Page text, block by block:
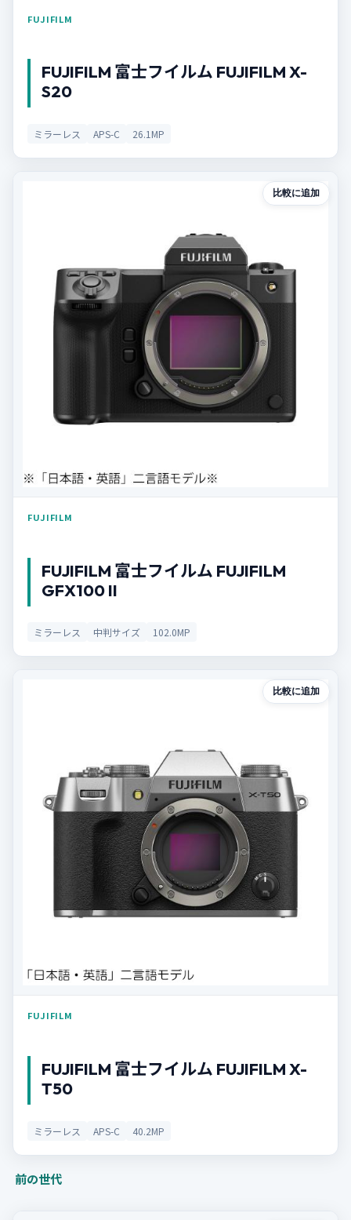
FUJIFILM
FUJIFILM 富士フイルム FUJIFILM X-
S20
ミラーレス APS-C 26.1MP
比較に追加
FUJIFILM
FUJIFILM 富士フイルム FUJIFILM
GFX100 II
ミラーレス 中判サイズ 102.0MP
比較に追加
FUJIFILM
FUJIFILM 富士フイルム FUJIFILM X-
T50
ミラーレス APS-C 40.2MP
前の世代